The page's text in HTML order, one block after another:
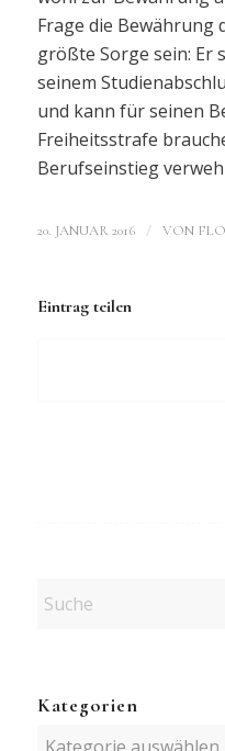
Frage die Bewährung
größte Sorge sein: Er
seinem
und kann für seinen
Freiheitsstrafe
Berufseinstieg
20. JANUAR 2016 / VON
Eintrag teilen
Kategorien
Kategorien